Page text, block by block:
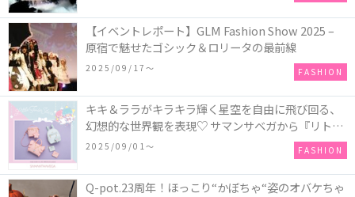
【イベントレポート】GLM Fashion Show 2025 –
原宿で魅せたゴシック＆ロリータの最前線
2025/09/17〜 FASHION
キキ＆ララがキラキラ輝く星空を自由に飛び回る、
幻想的な世界観を表現♡ サマンサベガから『リトル
ツインスターズ』50周年アニバーサリーイヤー』を
2025/09/01〜 FASHION
Q-pot.23周年！ほっこり“かぼちゃ“姿のオバケちゃ